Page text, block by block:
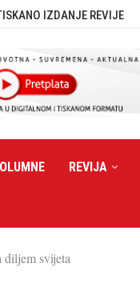
IZDANJE REVIJE
REVIJA
svijeta